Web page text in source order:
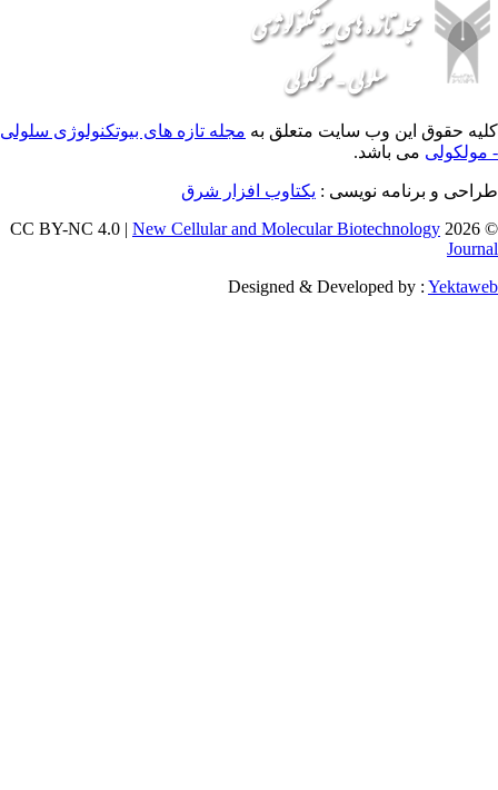
وب سایت متعلق بهمجله تازه های بیوتکنولوژی سلولی
نویسی :یکتاوب افزار شرق
New Cellular and Molecular
Designed &